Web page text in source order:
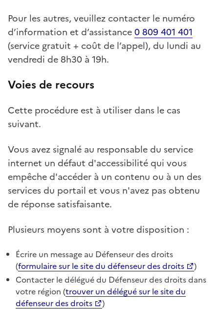
Pour les autres, veuillez contacter le numéro
d’information et d’assistance0 809 401 401
(service gratuit + coût de l’appel), du lundi au
vendredi de8h30 à 19h.
Voies de recours
Cette procédure est à utiliser dans le cas
suivant.
Vous avez signalé au responsable du service
internet un défaut d'accessibilité qui vous
empêche d'accéder à un contenu ou à un des
services du portail et vous n'avez pas obtenu
de réponse satisfaisante.
Plusieurs moyens sont à votre disposition :
Écrire un message au Défenseur des droits
(formulaire sur le site du défenseur des droits
)
Contacter le délégué du Défenseur des droits dans
votre région (trouver un délégué sur le site du
défenseur des droits
)